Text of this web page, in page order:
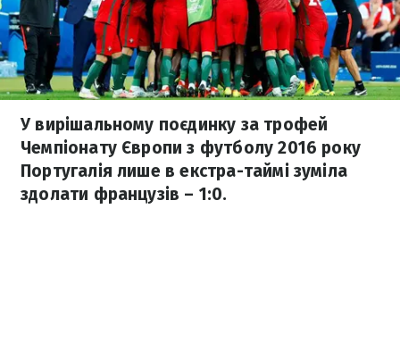
У вирішальному поєдинку за трофей
Чемпіонату Європи з футболу 2016 року
Португалія лише в екстра-таймі зуміла
здолати французів – 1:0.